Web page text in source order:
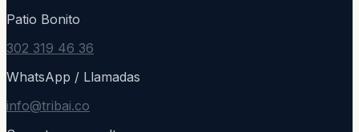
Patio Bonito
302 319 46 36
WhatsApp / Llamadas
info@tribai.co